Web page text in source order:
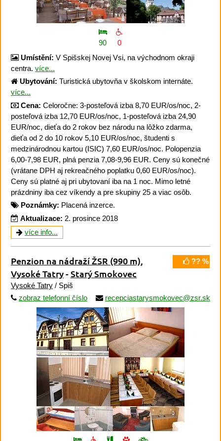
90
0
Umístění: V Spišskej Novej Vsi, na východnom okraji
centra. více...
Ubytování: Turistická ubytovňa v školskom internáte.
více...
Cena: Celoročne: 3-posteľová izba 8,70 EUR/os/noc, 2-
posteľová izba 12,70 EUR/os/noc, 1-posteľová izba 24,90
EUR/noc, dieťa do 2 rokov bez národu na lôžko zdarma,
dieťa od 2 do 10 rokov 5,10 EUR/os/noc, študenti s
medzinárodnou kartou (ISIC) 7,60 EUR/os/noc. Polopenzia
6,00-7,98 EUR, plná penzia 7,08-9,96 EUR. Ceny sú konečné
(vrátane DPH aj rekreačného poplatku 0,60 EUR/os/noc).
Ceny sú platné aj pri ubytovaní iba na 1 noc. Mimo letné
prázdniny iba cez víkendy a pre skupiny 25 a viac osôb.
Poznámky: Placená inzerce.
Aktualizace: 2. prosince 2018
více info...
?? %
Penzion na nádraží ŽSR (990 m),
Vysoké Tatry-Starý Smokovec
Vysoké Tatry / Spiš
zobraz telefonní číslo
recepciastarysmokovec@zsr.sk